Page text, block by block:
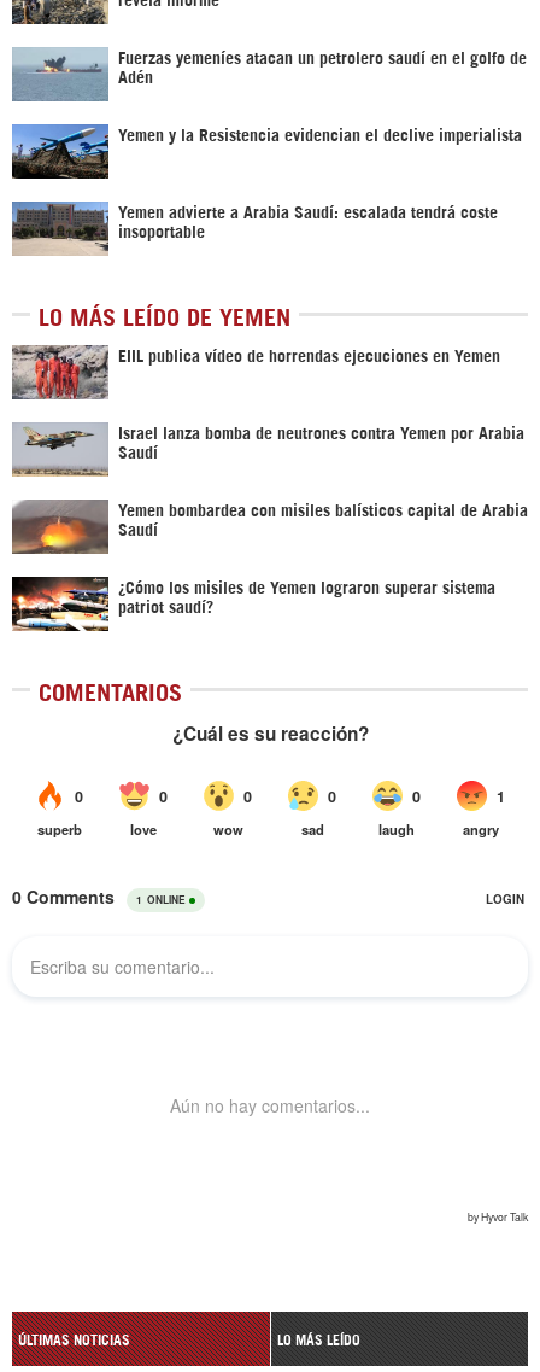
Fuerzas yemeníes atacan un petrolero saudí en el golfo de
Adén
Yemen y la Resistencia evidencian el declive imperialista
Yemen advierte a Arabia Saudí: escalada tendrá coste
insoportable
LO MÁS LEÍDO DE YEMEN
EIIL publica vídeo de horrendas ejecuciones en Yemen
Israel lanza bomba de neutrones contra Yemen por Arabia
Saudí
Yemen bombardea con misiles balísticos capital de Arabia
Saudí
¿Cómo los misiles de Yemen lograron superar sistema
patriot saudí?
COMENTARIOS
ÚLTIMAS NOTICIAS LO MÁS LEÍDO